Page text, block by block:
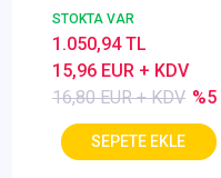
Freze, Parmak freze
ucu Z=4,TiSiN
Kaplamalı
STOKTA VAR
16,80 EUR + KDV %5
15,96 EUR + KDV
1.050,94 TL